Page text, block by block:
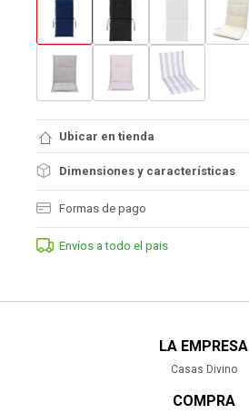
Ubicar en tienda
Dimensiones y características
Formas de pago
Envíos a todo el pais
LA EMPRESA
Casas Divino
COMPRA